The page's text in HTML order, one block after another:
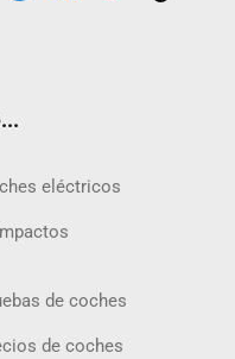
eléctricos
de coches
de coches